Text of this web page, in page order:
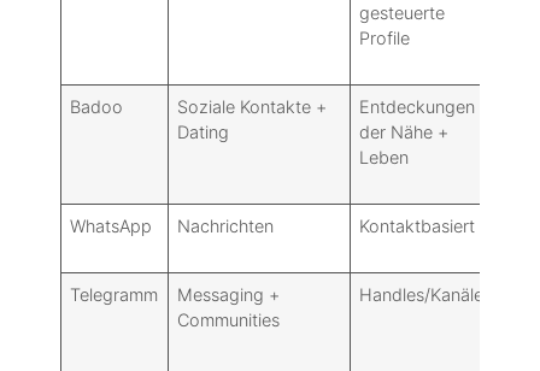
gesteuerte
Profile
Badoo
Soziale Kontakte +
Dating
Entdeckungen in
der Nähe +
Leben
WhatsApp Nachrichten Kontaktbasiert
Telegramm
Messaging +
Communities
Handles/Kanäle